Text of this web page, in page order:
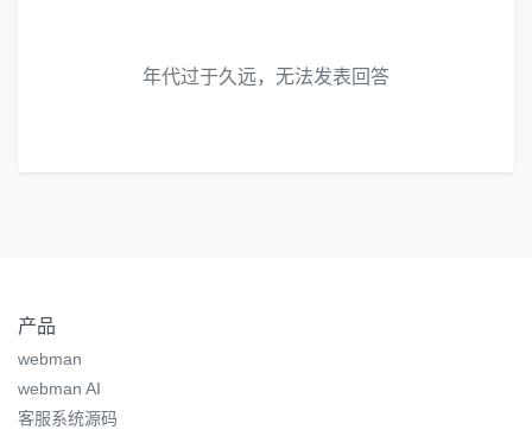
年代过于久远，无法发表回答
产品
webman
webman AI
客服系统源码